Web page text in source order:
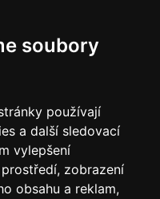
soubory
používají
a další sledovací
vylepšení
zobrazení
obsahu a reklam,